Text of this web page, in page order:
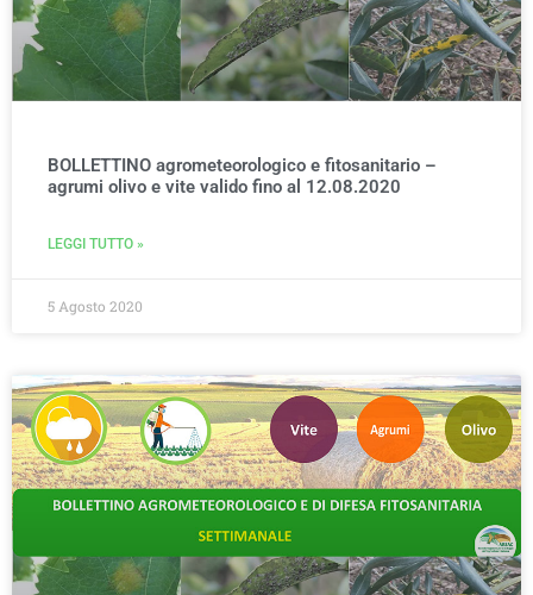
BOLLETTINO agrometeorologico e fitosanitario –
agrumi olivo e vite valido fino al 12.08.2020
LEGGI TUTTO »
5 Agosto 2020